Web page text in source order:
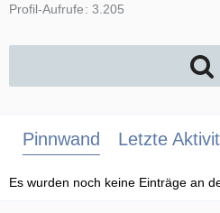
Profil-Aufrufe
3.205
Pinnwand Letzte
Es wurden noch keine Einträge an